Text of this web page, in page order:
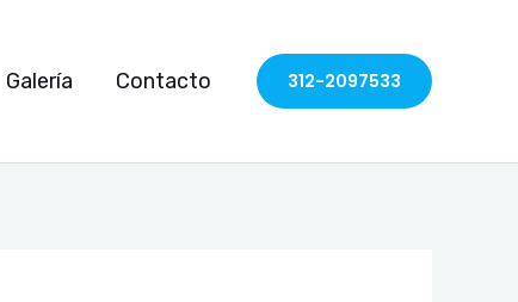
Galería Contacto 312-2097533